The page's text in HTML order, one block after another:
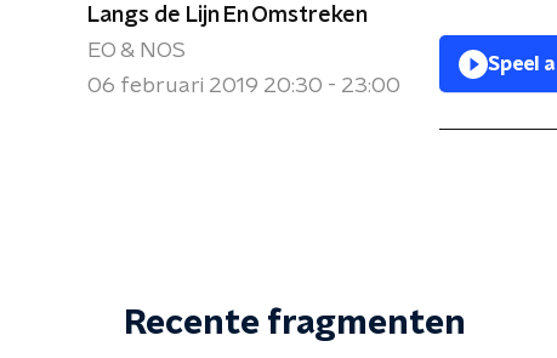
Langs de Lijn En Omstreken
EO & NOS
06 februari 2019 20:30 - 23:00
Speel
Recente fragmenten